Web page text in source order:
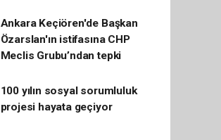
Ankara Keçiören'de Başkan
Özarslan'ın istifasına CHP
Meclis Grubu’ndan tepki
100 yılın sosyal sorumluluk
projesi hayata geçiyor